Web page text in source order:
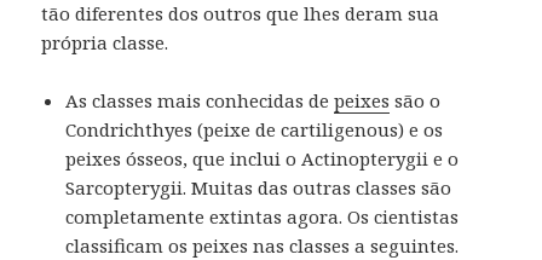
tão diferentes dos outros que lhes deram sua
própria classe.
As classes mais conhecidas depeixes são o
Condrichthyes (peixe de cartiligenous) e os
peixes ósseos, que inclui o Actinopterygii e o
Sarcopterygii.Muitas das outras classes são
completamente extintas agora.Os cientistas
classificam os peixes nas classes a seguintes.